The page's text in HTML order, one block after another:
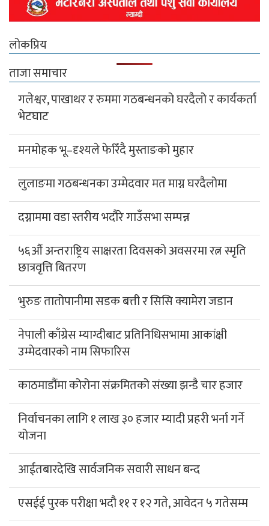
लोकप्रिय
ताजा समाचार
गलेश्वर, पाखाथर र रुममा गठबन्धनको घरदैलो र कार्यकर्ता
भेटघाट
मनमोहक भू–दृश्यले फेरिँदै मुस्ताङको मुहार
लुलाङमा गठबन्धनका उम्मेदवार मत माग्न घरदैलोमा
दग्नाममा वडा स्तरीय भदौरे गाउँसभा सम्पन्न
५६औं अन्तराष्ट्रिय साक्षरता दिवसको अवसरमा रत्न स्मृति
छात्रवृत्ति बितरण
भुरुङ तातोपानीमा सडक बत्ती र सिसि क्यामेरा जडान
नेपाली काँग्रेस म्याग्दीबाट प्रतिनिधिसभामा आकांक्षी
उम्मेदवारको नाम सिफारिस
काठमाडौंमा कोरोना संक्रमितको संख्या झन्डै चार हजार
निर्वाचनका लागि १ लाख ३० हजार म्यादी प्रहरी भर्ना गर्ने
योजना
आईतबारदेखि सार्वजनिक सवारी साधन बन्द
एसईई पुरक परीक्षा भदौ ११ र १२ गते, आवेदन ५ गतेसम्म